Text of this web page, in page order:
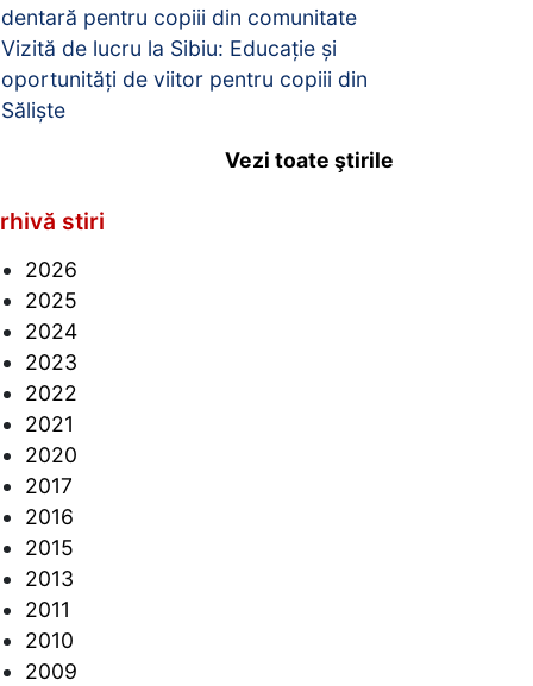
dentară pentru copiii din comunitate
Vizită de lucru la Sibiu: Educație și
oportunități de viitor pentru copiii din
Săliște
Vezi toate ştirile
stiri
2026
2025
2024
2023
2022
2021
2020
2017
2016
2015
2013
2011
2010
2009